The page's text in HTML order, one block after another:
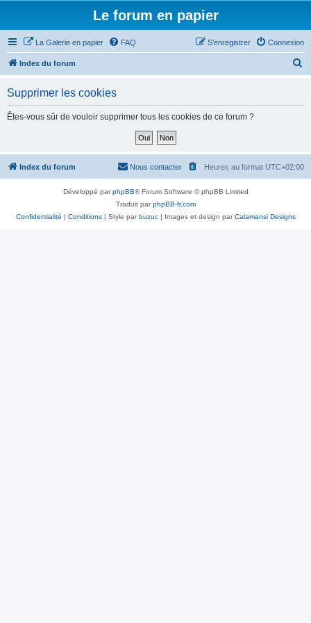
Le forum en papier
La Galerie en papier FAQ Connexion
S’enregistrer
Index du forum
h
Supprimer les cookies
Êtes-vous sûr de vouloir supprimer tous les cookies de ce forum ?
Index du forum Heures au format UTC+02:00
Nous contacter
Développé parphpBB® Forum Software © phpBB Limited
Traduit parphpBB-fr.com
Confidentialité | Conditions| Style parbuzuc| Images et design parCalamansi Designs